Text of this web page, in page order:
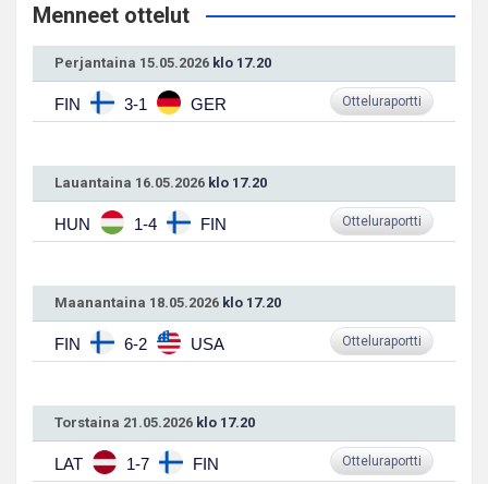
Menneet ottelut
Perjantaina 15.05.2026 klo 17.20
FIN 3-1 GER Otteluraportti
Lauantaina 16.05.2026 klo 17.20
HUN 1-4 FIN Otteluraportti
Maanantaina 18.05.2026 klo 17.20
FIN 6-2 USA Otteluraportti
Torstaina 21.05.2026 klo 17.20
LAT 1-7 FIN Otteluraportti